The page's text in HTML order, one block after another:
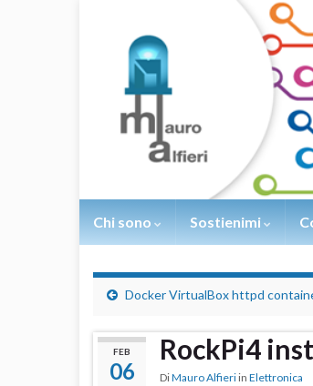
Chi sono Sostienimi
Docker VirtualBox httpd
FEB
06
RockPi4
DiMauro Alfieri in Elettronica